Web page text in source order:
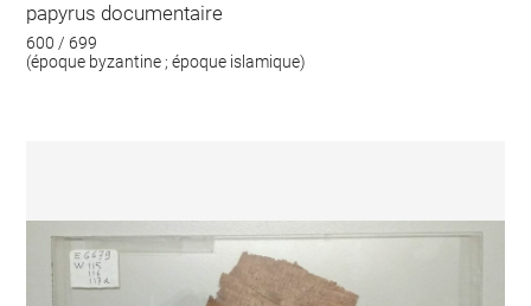
papyrus documentaire
600 / 699
(époque byzantine ; époque islamique)